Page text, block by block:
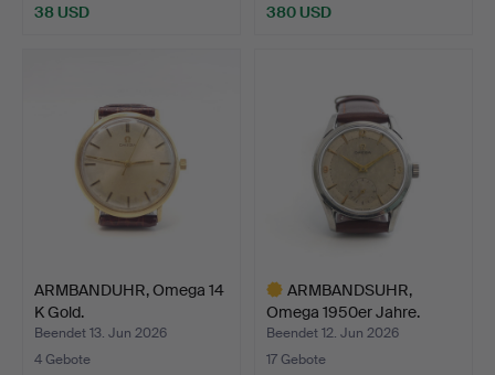
38 USD 380 USD
ARMBANDUHR, Omega 14
K Gold.
Beendet 13. Jun 2026
4 Gebote
ARMBANDSUHR,
Omega 1950er Jahre.
Beendet 12. Jun 2026
17 Gebote